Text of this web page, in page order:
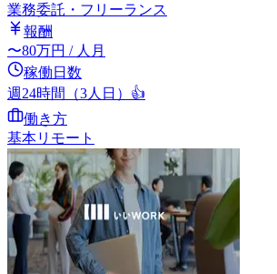
業務委託・フリーランス
報酬
〜80万円 / 人月
稼働日数
週24時間（3人日） 👍
働き方
基本リモート